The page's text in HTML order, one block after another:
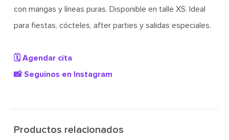
con mangas y líneas puras. Disponible en talle XS. Ideal
para fiestas, cócteles, after parties y salidas especiales.
🗓️ Agendar cita
📸 Seguinos en Instagram
Productos relacionados